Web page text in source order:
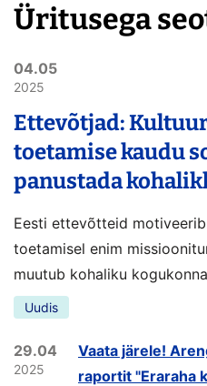
Üritusega
04.05
2025
Ettevõtjad:
toetamise kaudu
panustada
Eesti ettevõtteid
toetamisel enim
muutub kohaliku
Uudis
29.04
2025
Vaata järele!
raportit "Eraraha